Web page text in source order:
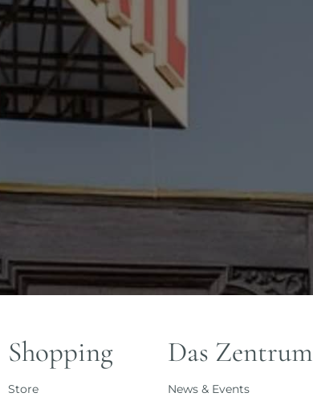
Shopping
Store
Das Zentrum
News & Events